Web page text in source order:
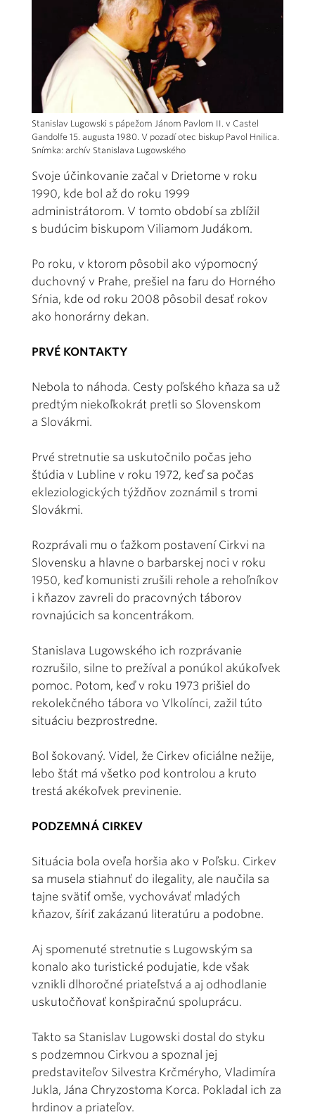
Stanislav Lugowski s pápežom Jánom Pavlom II. v Castel
Gandolfe 15. augusta 1980. V pozadí otec biskup Pavol Hnilica.
Snímka: archív Stanislava Lugowského
Svoje účinkovanie začal v Drietome v roku
1990, kde bol až do roku 1999
administrátorom. V tomto období sa zblížil
s budúcim biskupom Viliamom Judákom.
Po roku, v ktorom pôsobil ako výpomocný
duchovný v Prahe, prešiel na faru do Horného
Sŕnia, kde od roku 2008 pôsobil desať rokov
ako honorárny dekan.
PRVÉ KONTAKTY
Nebola to náhoda. Cesty poľského kňaza sa už
predtým niekoľkokrát pretli so Slovenskom
a Slovákmi.
Prvé stretnutie sa uskutočnilo počas jeho
štúdia v Lubline v roku 1972, keď sa počas
ekleziologických týždňov zoznámil s tromi
Slovákmi.
Rozprávali mu o ťažkom postavení Cirkvi na
Slovensku a hlavne o barbarskej noci v roku
1950, keď komunisti zrušili rehole a rehoľníkov
i kňazov zavreli do pracovných táborov
rovnajúcich sa koncentrákom.
Stanislava Lugowského ich rozprávanie
rozrušilo, silne to prežíval a ponúkol akúkoľvek
pomoc. Potom, keď v roku 1973 prišiel do
rekolekčného tábora vo Vlkolínci, zažil túto
situáciu bezprostredne.
Bol šokovaný. Videl, že Cirkev oficiálne nežije,
lebo štát má všetko pod kontrolou a kruto
trestá akékoľvek previnenie.
PODZEMNÁ CIRKEV
Situácia bola oveľa horšia ako v Poľsku. Cirkev
sa musela stiahnuť do ilegality, ale naučila sa
tajne svätiť omše, vychovávať mladých
kňazov, šíriť zakázanú literatúru a podobne.
Aj spomenuté stretnutie s Lugowským sa
konalo ako turistické podujatie, kde však
vznikli dlhoročné priateľstvá a aj odhodlanie
uskutočňovať konšpiračnú spoluprácu.
Takto sa Stanislav Lugowski dostal do styku
s podzemnou Cirkvou a spoznal jej
predstaviteľov Silvestra Krčméryho, Vladimíra
Jukla, Jána Chryzostoma Korca. Pokladal ich za
hrdinov a priateľov.